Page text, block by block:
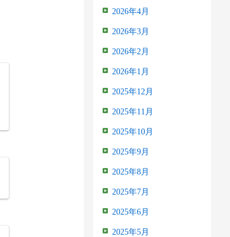
2026年4月
2026年3月
2026年2月
2026年1月
2025年12月
2025年11月
2025年10月
2025年9月
2025年8月
2025年7月
2025年6月
2025年5月